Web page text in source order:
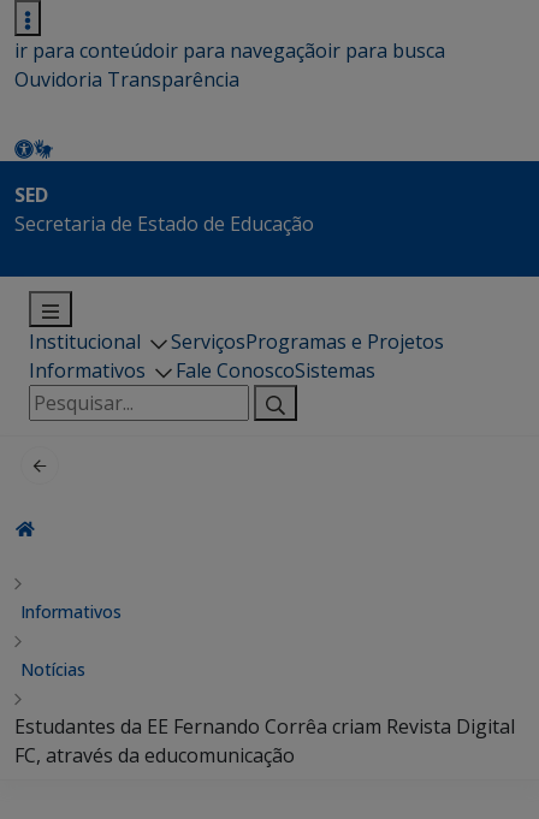
ir para conteúdoir para navegaçãoir para busca
Ouvidoria Transparência
SED
Secretaria de Estado de Educação
Institucional ServiçosProgramas e Projetos
Informativos
Fale ConoscoSistemas
Pesquisar
por:
Informativos
Notícias
Estudantes da EE Fernando Corrêa criam Revista Digital
FC, através da educomunicação